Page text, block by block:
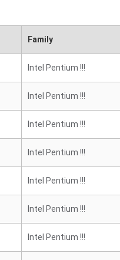
Family
Intel Pentium !!!
Intel Pentium !!!
Intel Pentium !!!
Intel Pentium !!!
Intel Pentium !!!
Intel Pentium !!!
Intel Pentium !!!